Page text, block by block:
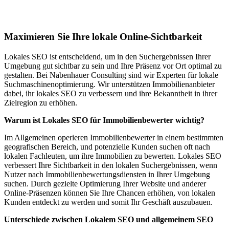
Maximieren Sie Ihre lokale Online-Sichtbarkeit
Lokales SEO ist entscheidend, um in den Suchergebnissen Ihrer
Umgebung gut sichtbar zu sein und Ihre Präsenz vor Ort optimal zu
gestalten. Bei Nabenhauer Consulting sind wir Experten für lokale
Suchmaschinenoptimierung. Wir unterstützen Immobilienanbieter
dabei, ihr lokales SEO zu verbessern und ihre Bekanntheit in ihrer
Zielregion zu erhöhen.
Warum ist Lokales SEO für Immobilienbewerter wichtig?
Im Allgemeinen operieren Immobilienbewerter in einem bestimmten
geografischen Bereich, und potenzielle Kunden suchen oft nach
lokalen Fachleuten, um ihre Immobilien zu bewerten. Lokales SEO
verbessert Ihre Sichtbarkeit in den lokalen Suchergebnissen, wenn
Nutzer nach Immobilienbewertungsdiensten in Ihrer Umgebung
suchen. Durch gezielte Optimierung Ihrer Website und anderer
Online-Präsenzen können Sie Ihre Chancen erhöhen, von lokalen
Kunden entdeckt zu werden und somit Ihr Geschäft auszubauen.
Unterschiede zwischen Lokalem SEO und allgemeinem SEO